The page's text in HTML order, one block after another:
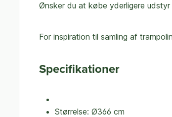
Ønsker du at købe yderligere
For inspiration til samling af
Specifikationer
Størrelse: Ø366 cm